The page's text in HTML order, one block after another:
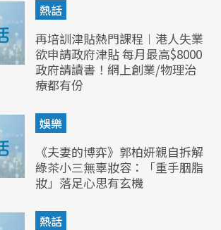
熱話
再培訓津貼熱門課程︱港人失業
欲申請政府津貼 每月最高$8000
政府請讀書！網上創業/物理治
療都有份
娛樂
《夫妻的博弈》郭柏妍親自拆解
綠茶小三無辜妝容：「重手胭脂
妝」落足心思有玄機
熱話